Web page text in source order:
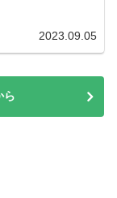
2023.09.05
ら